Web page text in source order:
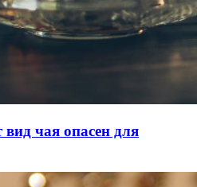
чая опасен для